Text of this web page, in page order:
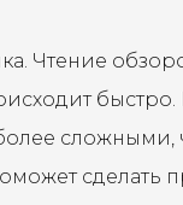
Чтение
сделать